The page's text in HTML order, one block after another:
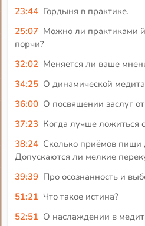
23:44 Гордыня в практике.
25:07 Можно ли практиками
порчи?
32:02 Меняется ли ваше
34:25 О динамической
36:00 О посвящении заслуг
37:23 Когда лучше ложиться
38:24 Сколько приёмов пищи
Допускаются ли мелкие
39:39 Про осознанность и
51:21 Что такое истина?
52:51 О наслаждении в